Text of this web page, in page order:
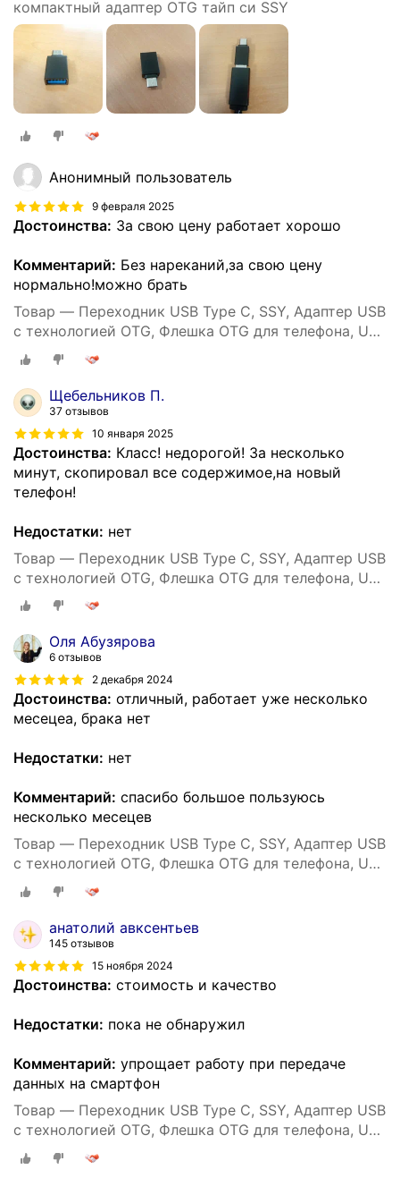
компактный адаптер OTG тайп си SSY
Анонимный пользователь
9 февраля 2025
Достоинства: За свою цену работает хорошо
Комментарий: Без нареканий,за свою цену
нормально!можно брать
Товар — Переходник USB Type C, SSY, Адаптер USB
с технологией OTG, Флешка OTG для телефона, USB
хаб
Щебельников П.
37 отзывов
10 января 2025
Достоинства: Класс! недорогой! За несколько
минут, скопировал все содержимое,на новый
телефон!
Недостатки: нет
Товар — Переходник USB Type C, SSY, Адаптер USB
с технологией OTG, Флешка OTG для телефона, USB
хаб
Оля Абузярова
6 отзывов
2 декабря 2024
Достоинства: отличный, работает уже несколько
месецеа, брака нет
Недостатки: нет
Комментарий: спасибо большое пользуюсь
несколько месецев
Товар — Переходник USB Type C, SSY, Адаптер USB
с технологией OTG, Флешка OTG для телефона, USB
хаб
анатолий авксентьев
145 отзывов
15 ноября 2024
Достоинства: стоимость и качество
Недостатки: пока не обнаружил
Комментарий: упрощает работу при передаче
данных на смартфон
Товар — Переходник USB Type C, SSY, Адаптер USB
с технологией OTG, Флешка OTG для телефона, USB
хаб